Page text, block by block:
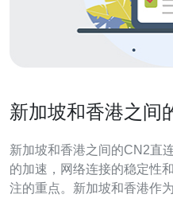
新加坡和香港之间
新加坡和香港之间的CN2直连网络效率
的加速，网络连接的稳定性
注的重点。新加坡和香港作